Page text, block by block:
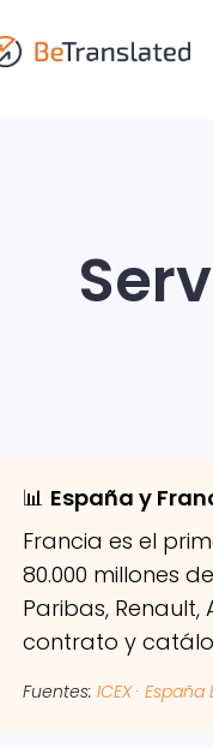
📊 España y
Francia es el
80.000 millones
Paribas,
contrato y
Fuentes:ICEX ·